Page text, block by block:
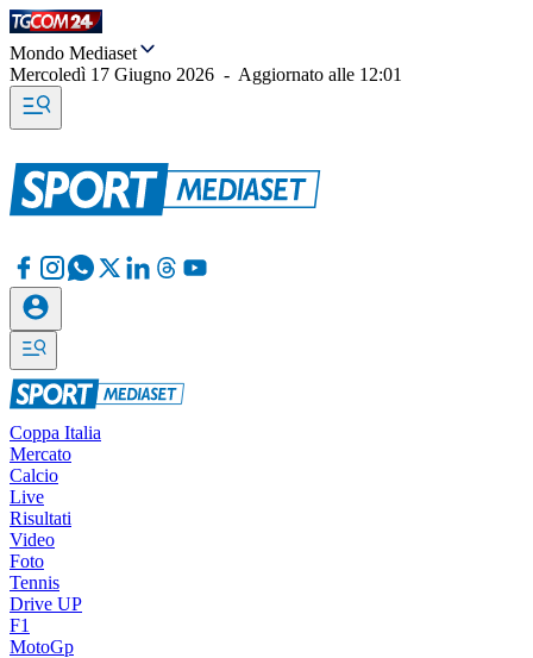
Mondo Mediaset
Mercoledì 17 Giugno 2026 - Aggiornato alle 12:01
Coppa Italia
Mercato
Calcio
Live
Risultati
Video
Foto
Tennis
Drive UP
F1
MotoGp